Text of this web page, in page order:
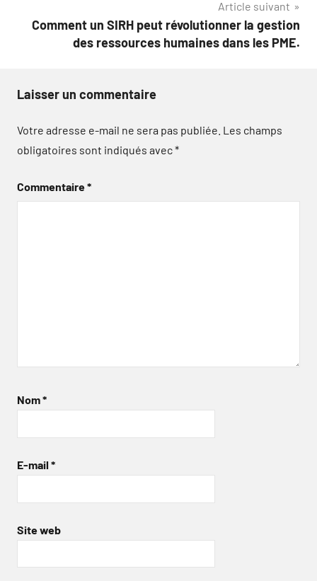
Article suivant
Comment un SIRH peut révolutionner la gestion
des ressources humaines dans les PME.
Laisser un commentaire
Votre adresse e-mail ne sera pas publiée. Les champs
obligatoires sont indiqués avec*
Commentaire*
Nom*
E-mail *
Site web